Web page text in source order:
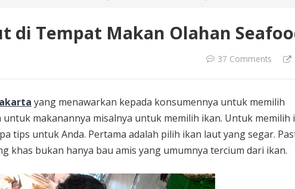
di Tempat Makan Olahan
37 Comments
yang menawarkan kepada konsumennya untuk memilih
makanannya misalnya untuk memilih ikan. Untuk memilih
tips untuk Anda. Pertama adalah pilih ikan laut yang segar.
khas bukan hanya bau amis yang umumnya tercium dari ikan.